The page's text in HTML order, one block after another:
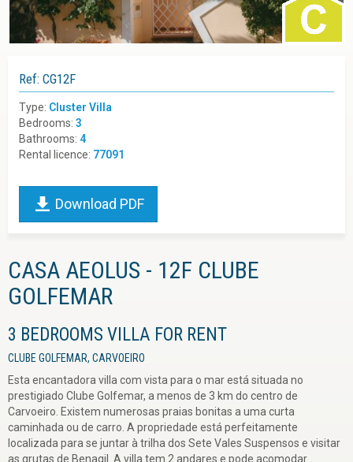
Ref: CG12F
Type: Cluster Villa
Bedrooms: 3
Bathrooms: 4
Rental licence: 77091
Download PDF
CASA AEOLUS - 12F CLUBE
GOLFEMAR
3 BEDROOMS VILLA FOR RENT
CLUBE GOLFEMAR, CARVOEIRO
Esta encantadora villa com vista para o mar está situada no
prestigiado Clube Golfemar, a menos de 3 km do centro de
Carvoeiro. Existem numerosas praias bonitas a uma curta
caminhada ou de carro. A propriedade está perfeitamente
localizada para se juntar à trilha dos Sete Vales Suspensos e visitar
as grutas de Benagil. A villa tem 2 andares e pode acomodar